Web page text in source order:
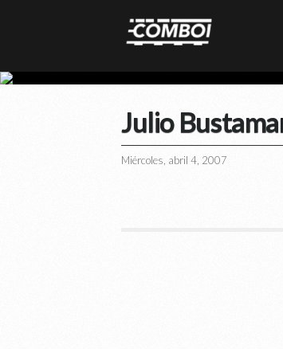
Julio
Miércoles, abril 4, 2007